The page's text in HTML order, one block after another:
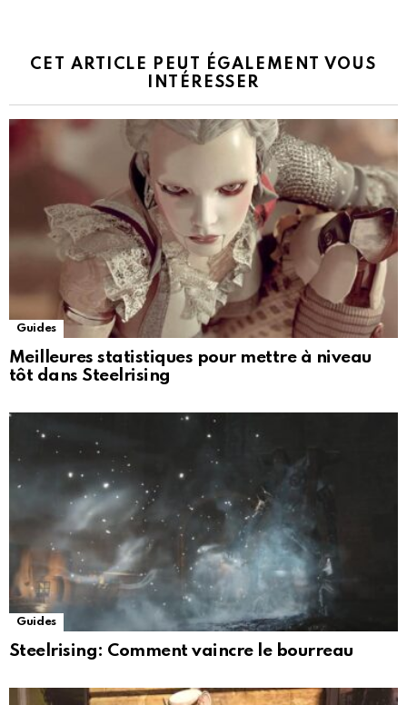
CET ARTICLE PEUT ÉGALEMENT VOUS
INTÉRESSER
Guides
Meilleures statistiques pour mettre à niveau
tôt dans Steelrising
Guides
Steelrising: Comment vaincre le bourreau